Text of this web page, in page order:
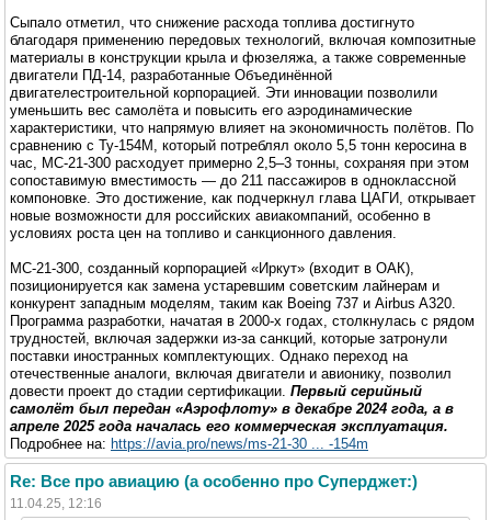
Сыпало отметил, что снижение расхода топлива достигнуто
благодаря применению передовых технологий, включая композитные
материалы в конструкции крыла и фюзеляжа, а также современные
двигатели ПД-14, разработанные Объединённой
двигателестроительной корпорацией. Эти инновации позволили
уменьшить вес самолёта и повысить его аэродинамические
характеристики, что напрямую влияет на экономичность полётов. По
сравнению с Ту-154М, который потреблял около 5,5 тонн керосина в
час, МС-21-300 расходует примерно 2,5–3 тонны, сохраняя при этом
сопоставимую вместимость — до 211 пассажиров в одноклассной
компоновке. Это достижение, как подчеркнул глава ЦАГИ, открывает
новые возможности для российских авиакомпаний, особенно в
условиях роста цен на топливо и санкционного давления.
МС-21-300, созданный корпорацией «Иркут» (входит в ОАК),
позиционируется как замена устаревшим советским лайнерам и
конкурент западным моделям, таким как Boeing 737 и Airbus A320.
Программа разработки, начатая в 2000-х годах, столкнулась с рядом
трудностей, включая задержки из-за санкций, которые затронули
поставки иностранных комплектующих. Однако переход на
отечественные аналоги, включая двигатели и авионику, позволил
довести проект до стадии сертификации. Первый серийный
самолёт был передан «Аэрофлоту» в декабре 2024 года, а в
апреле 2025 года началась его коммерческая эксплуатация.
Подробнее на: https://avia.pro/news/ms-21-30 ... -154m
Re: Все про авиацию (а особенно про Суперджет:)
11.04.25, 12:16